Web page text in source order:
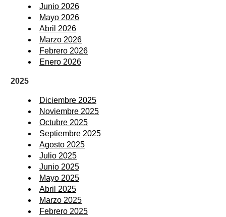
Junio 2026
Mayo 2026
Abril 2026
Marzo 2026
Febrero 2026
Enero 2026
2025
Diciembre 2025
Noviembre 2025
Octubre 2025
Septiembre 2025
Agosto 2025
Julio 2025
Junio 2025
Mayo 2025
Abril 2025
Marzo 2025
Febrero 2025